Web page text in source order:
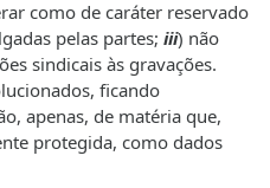
como de caráter reservado
pelas partes; iii) não
sindicais às gravações.
ficando
apenas, de matéria que,
protegida, como dados